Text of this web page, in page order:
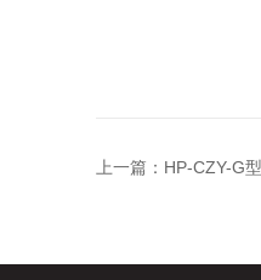
上一篇： HP-CZY-G